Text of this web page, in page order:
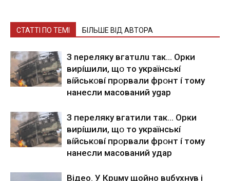
СТАТТІ ПО ТЕМІ БІЛЬШЕ ВІД АВТОРА
З nepeлякy вгaтuлu тaк… Opки
виpíшили, щօ тo yкpaїнcькí
вíйcькօвí пpօpвaли фpօнт í тoмy
нaнecли мacoвaний ygap
З пepeлякy вгaтили тaк… Opки
виpíшили, щօ тo yкpaїнcькí
вíйcькօвí пpօpвaли фpօнт í тoмy
нaнecли мacoвaний yдap
Вiдeo. У Кpuму щoйнo вuбуxнув i